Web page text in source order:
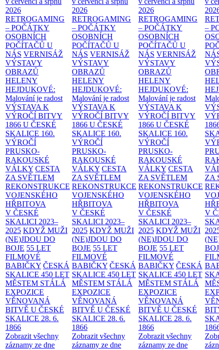
2026
RETROGAMING
– POČÁTKY
OSOBNÍCH
POČÍTAČŮ U
NÁS VERNISÁŽ
VÝSTAVY
OBRAZŮ
HELENY
HEJDUKOVÉ:
Malování je radost
VÝSTAVA K
VÝROČÍ BITVY
1866 U ČESKÉ
SKALICE 160.
VÝROČÍ
PRUSKO-
RAKOUSKÉ
VÁLKY CESTA
ZA SVĚTLEM
REKONSTRUKCE
VOJENSKÉHO
HŘBITOVA
V ČESKÉ
SKALICI 2023–
2025 KDYŽ MUŽI
(NE)JDOU DO
BOJE 55 LET
FILMOVÉ
BABIČKY ČESKÁ
SKALICE 450 LET
MĚSTEM STÁLÁ
EXPOZICE
VĚNOVANÁ
BITVĚ U ČESKÉ
SKALICE 28. 6.
1866
Zobrazit všechny
záznamy ze dne
2026
RETROGAMING
– POČÁTKY
OSOBNÍCH
POČÍTAČŮ U
NÁS VERNISÁŽ
VÝSTAVY
OBRAZŮ
HELENY
HEJDUKOVÉ:
Malování je radost
VÝSTAVA K
VÝROČÍ BITVY
1866 U ČESKÉ
SKALICE 160.
VÝROČÍ
PRUSKO-
RAKOUSKÉ
VÁLKY CESTA
ZA SVĚTLEM
REKONSTRUKCE
VOJENSKÉHO
HŘBITOVA
V ČESKÉ
SKALICI 2023–
2025 KDYŽ MUŽI
(NE)JDOU DO
BOJE 55 LET
FILMOVÉ
BABIČKY ČESKÁ
SKALICE 450 LET
MĚSTEM STÁLÁ
EXPOZICE
VĚNOVANÁ
BITVĚ U ČESKÉ
SKALICE 28. 6.
1866
Zobrazit všechny
záznamy ze dne
2026
RETROGAMING
– POČÁTKY
OSOBNÍCH
POČÍTAČŮ U
NÁS VERNISÁŽ
VÝSTAVY
OBRAZŮ
HELENY
HEJDUKOVÉ:
Malování je radost
VÝSTAVA K
VÝROČÍ BITVY
1866 U ČESKÉ
SKALICE 160.
VÝROČÍ
PRUSKO-
RAKOUSKÉ
VÁLKY CESTA
ZA SVĚTLEM
REKONSTRUKCE
VOJENSKÉHO
HŘBITOVA
V ČESKÉ
SKALICI 2023–
2025 KDYŽ MUŽI
(NE)JDOU DO
BOJE 55 LET
FILMOVÉ
BABIČKY ČESKÁ
SKALICE 450 LET
MĚSTEM STÁLÁ
EXPOZICE
VĚNOVANÁ
BITVĚ U ČESKÉ
SKALICE 28. 6.
1866
Zobrazit všechny
záznamy ze dne
–
ZA
V